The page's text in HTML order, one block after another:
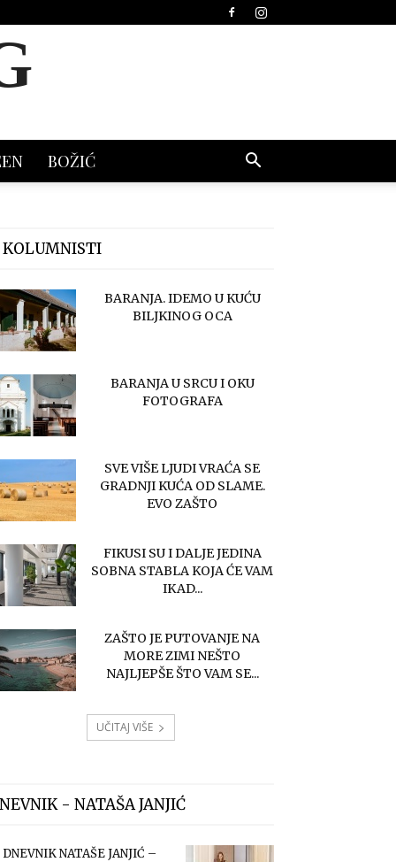
BOŽIĆ
KOLUMNISTI
BARANJA. IDEMO U KUĆU
BILJKINOG OCA
BARANJA U SRCU I OKU
FOTOGRAFA
SVE VIŠE LJUDI VRAĆA SE
GRADNJI KUĆA OD SLAME.
EVO ZAŠTO
FIKUSI SU I DALJE JEDINA
SOBNA STABLA KOJA ĆE VAM
IKAD...
ZAŠTO JE PUTOVANJE NA
MORE ZIMI NEŠTO
NAJLJEPŠE ŠTO VAM SE...
UČITAJ VIŠE
- NATAŠA JANJIĆ
DNEVNIK NATAŠE JANJIĆ –